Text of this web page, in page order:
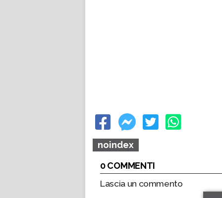
noindex
0 COMMENTI
Lascia un commento